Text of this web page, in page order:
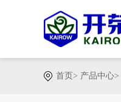
首页 > 产品中心>